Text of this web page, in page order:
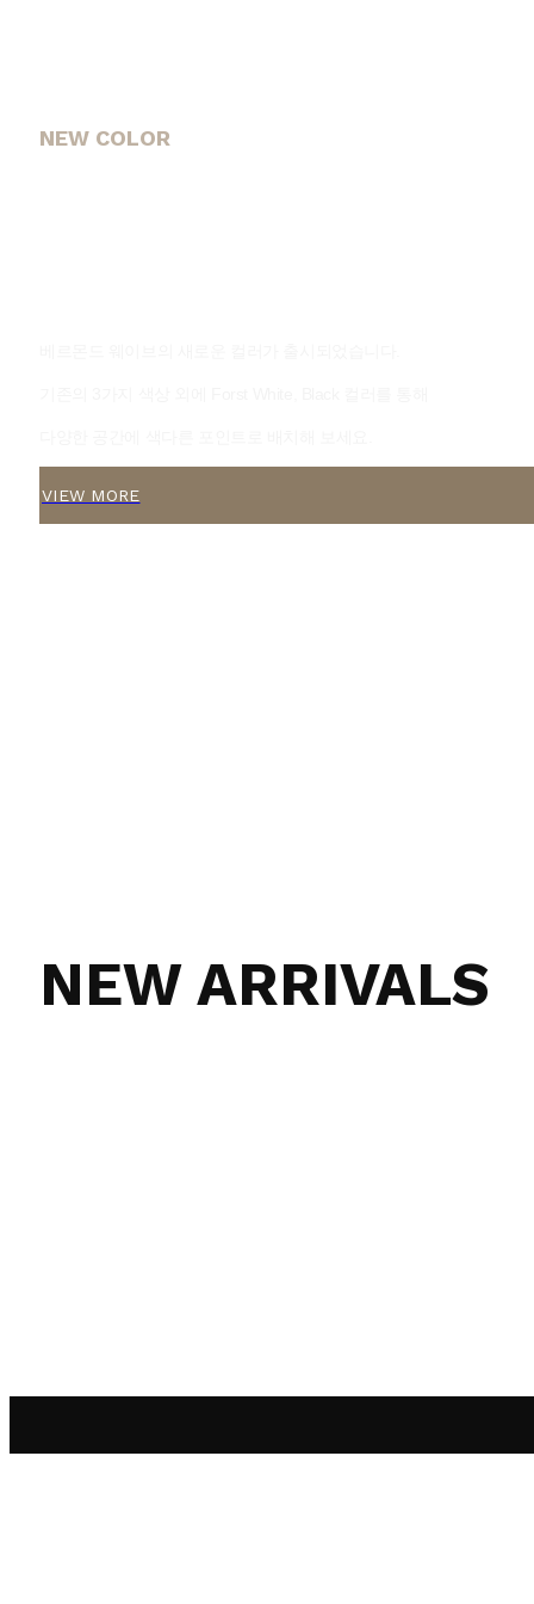
NEW COLOR
VIEW MORE
NEW ARRIVALS